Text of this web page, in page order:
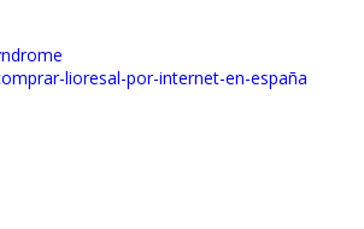
lioresal-por-internet-en-españa